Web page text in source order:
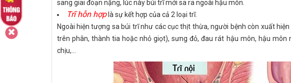
sang giai đoạn nặng, lúc này búi trĩ mới sa ra ngoài hậu môn.
Trĩ hỗn hợplà sự kết hợp của cả 2 loại trĩ.
Ngoài hiện tượng sa búi trĩ như các cục thịt thừa, người bệnh còn xuất
trên phân, thành tia hoặc nhỏ giọt), sưng đỏ, đau rát hậu môn, hậu môn
chịu,...